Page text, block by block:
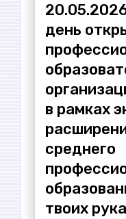
день
в рамках
среднего
твоих